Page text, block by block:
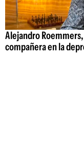
Alejandro
compañera en la